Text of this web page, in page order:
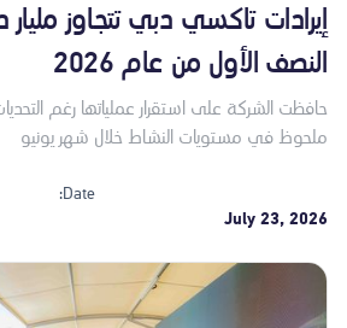
إيرادات تاكسي دبي تتجاوز
النصف الأول من عام 2026
حافظت الشركة على استقرار عملياتها رغم
ملحوظ في مستويات النشاط خلال شهر يونيو
Date:
July 23, 2026